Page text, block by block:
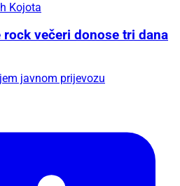
Kojota
večeri donose tri dana
javnom prijevozu